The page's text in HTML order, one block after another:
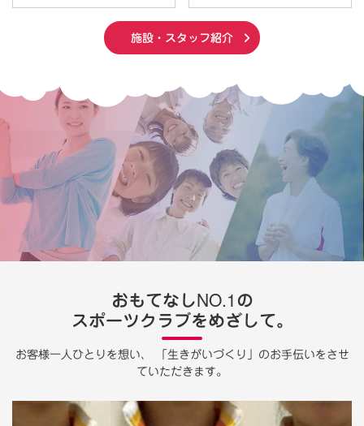
施設・スタッフ紹介
おもてなしNO.1の
スポーツクラブをめざして。
お客様一人ひとりを想い、
「生きがいづくり」のお手伝いをさせ
ていただきます。